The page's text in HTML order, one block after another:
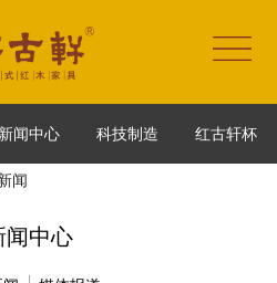
新闻中心 科技制造 红古轩杯
闻
闻中心